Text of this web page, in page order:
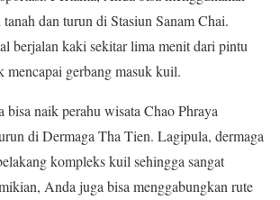
dan turun di Stasiun Sanam Chai.
berjalan kaki sekitar lima menit dari pintu
mencapai gerbang masuk kuil.
naik perahu wisata Chao Phraya
di Dermaga Tha Tien. Lagipula, dermaga
kompleks kuil sehingga sangat
Anda juga bisa menggabungkan rute